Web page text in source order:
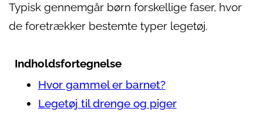
Typisk gennemgår børn forskellige faser, hvor
de foretrækker bestemte typer legetøj.
Indholdsfortegnelse
Hvor gammel er barnet?
Legetøj til drenge og piger